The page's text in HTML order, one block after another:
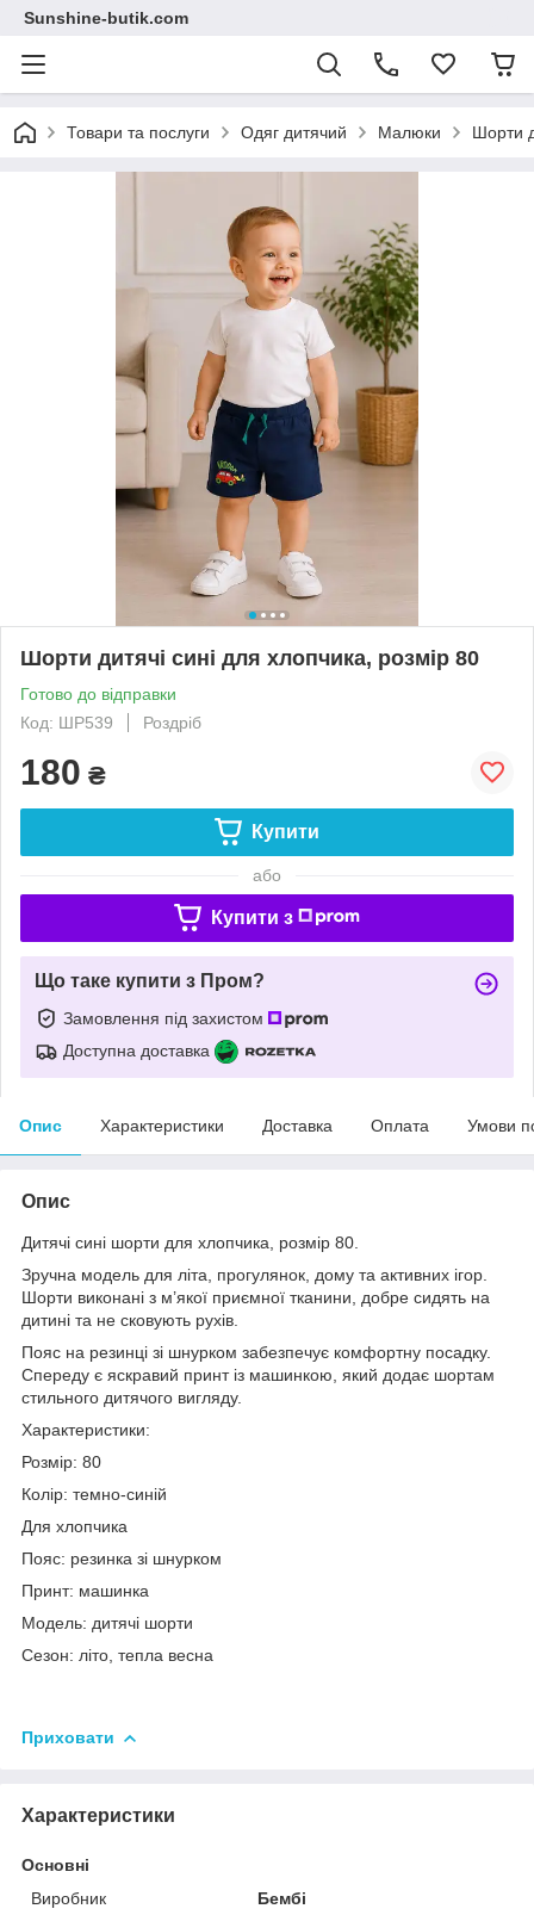
Sunshine-butik.com
Товари та послуги Одяг дитячий Малюки Шорти
Шорти дитячі сині для хлопчика, розмір 80
Готово до відправки
Код: ШР539
Роздріб
180 ₴
Купити
або
Купити з
Що таке купити з Пром?
Замовлення під захистом
Доступна доставка
Опис Характеристики Доставка Оплата Умови
Опис
Дитячі сині шорти для хлопчика, розмір 80.
Зручна модель для літа, прогулянок, дому та активних ігор.
Шорти виконані з м’якої приємної тканини, добре сидять на
дитині та не сковують рухів.
Пояс на резинці зі шнурком забезпечує комфортну посадку.
Спереду є яскравий принт із машинкою, який додає шортам
стильного дитячого вигляду.
Характеристики:
Розмір: 80
Колір: темно-синій
Для хлопчика
Пояс: резинка зі шнурком
Принт: машинка
Модель: дитячі шорти
Сезон: літо, тепла весна
Приховати
Характеристики
Основні
Виробник
Бембі